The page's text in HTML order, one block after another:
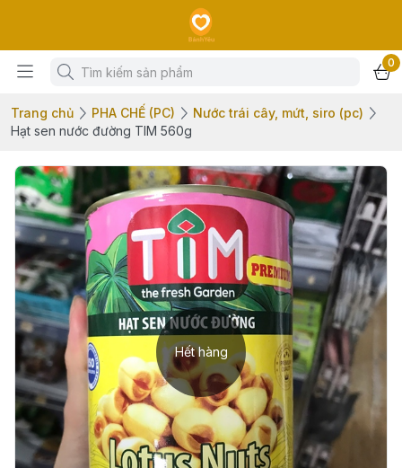
0
Trang chủ PHA CHẾ (PC)
Nước trái cây, mứt, siro (pc)
Hạt sen nước đường TIM 560g
Hết hàng